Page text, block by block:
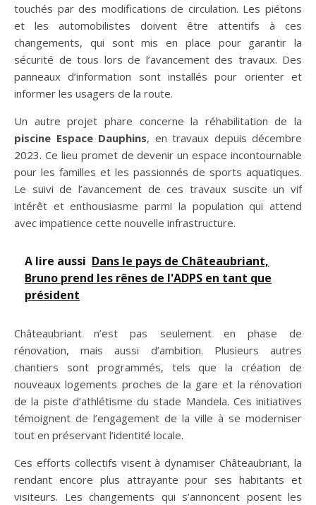
touchés par des modifications de circulation. Les piétons
et les automobilistes doivent être attentifs à ces
changements, qui sont mis en place pour garantir la
sécurité de tous lors de l’avancement des travaux. Des
panneaux d’information sont installés pour orienter et
informer les usagers de la route.
Un autre projet phare concerne la réhabilitation de la
piscine Espace Dauphins, en travaux depuis décembre
2023. Ce lieu promet de devenir un espace incontournable
pour les familles et les passionnés de sports aquatiques.
Le suivi de l’avancement de ces travaux suscite un vif
intérêt et enthousiasme parmi la population qui attend
avec impatience cette nouvelle infrastructure.
A lire aussi Dans le pays de Châteaubriant,
Bruno prend les rênes de l'ADPS en tant que
président
Châteaubriant n’est pas seulement en phase de
rénovation, mais aussi d’ambition. Plusieurs autres
chantiers sont programmés, tels que la création de
nouveaux logements proches de la gare et la rénovation
de la piste d’athlétisme du stade Mandela. Ces initiatives
témoignent de l’engagement de la ville à se moderniser
tout en préservant l’identité locale.
Ces efforts collectifs visent à dynamiser Châteaubriant, la
rendant encore plus attrayante pour ses habitants et
visiteurs. Les changements qui s’annoncent posent les